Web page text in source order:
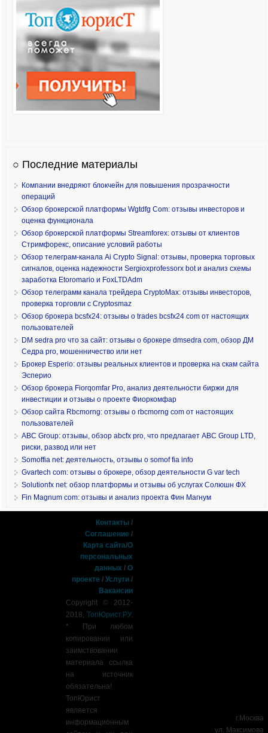
○ Последние материалы
Компании внедряют блокчейн для повышения прозрачности
операций
Обзор брокерской платформы Wgtdfg Com: отзывы инвесторов и
оценка функционала
Обзор брокерской платформы Streamforex: отзывы от клиентов
Стримфорекс, описание условий работы
Обзор телеграм-канала Ai Crypto Signal: отзывы, проверка торговых
сигналов, оценка надежности Sergioxprofessorx bot и анализ схемы
заработка Etoromario и FoxLTDAdm
Обзор телеграмм канала трейдера CryptoMax: отзывы инвесторов,
проверка торговли с Cryptosmaz
Обзор брокера bcsfx24: отзывы о trades bcsfx24 com от настоящих
пользователей
DM sedra pro что за сайт: отзывы о брокере dmsedra com, обзор ДМ
Седра pro, мошенничество или нет
Брокер Esperio: отзывы реальных клиентов и проверка на скам сайта
Эсперио
Обзор брокера Fiorqomfar Pro, анализ деятельности биржи для
инвестиции и отзывы о проекте Фиоркомфар
Обзор сайта Rbcmorng: отзывы о rbcmorng com от настоящих
пользователей
ABC Group: отзывы, обзор abcfx pro, что предлагает ABC Group LTD,
риски, развод или нет
Somoffia net: деятельность, отзывы о somof fia info
Gvartech com: отзывы о брокере, обзор деятельности G var tech
Solutionfx net: обзор платформы и отзывы об услугах Солюшн ФХ
Fin Magnum com: отзывы и анализ проекта Фин Магнум
Контакты /
Соглашение /
Карта сайта/О
персональных
данных /О
проекте /Услуги /
Вакансии
Copyright © 2012-
2018,ТопЮрист.РУ.
* При любом
копировании или
заимствовании
материала ссылка
на источник
обязательна!
ТопЮрист
является
информационным
г.Москва
ул. Максимова